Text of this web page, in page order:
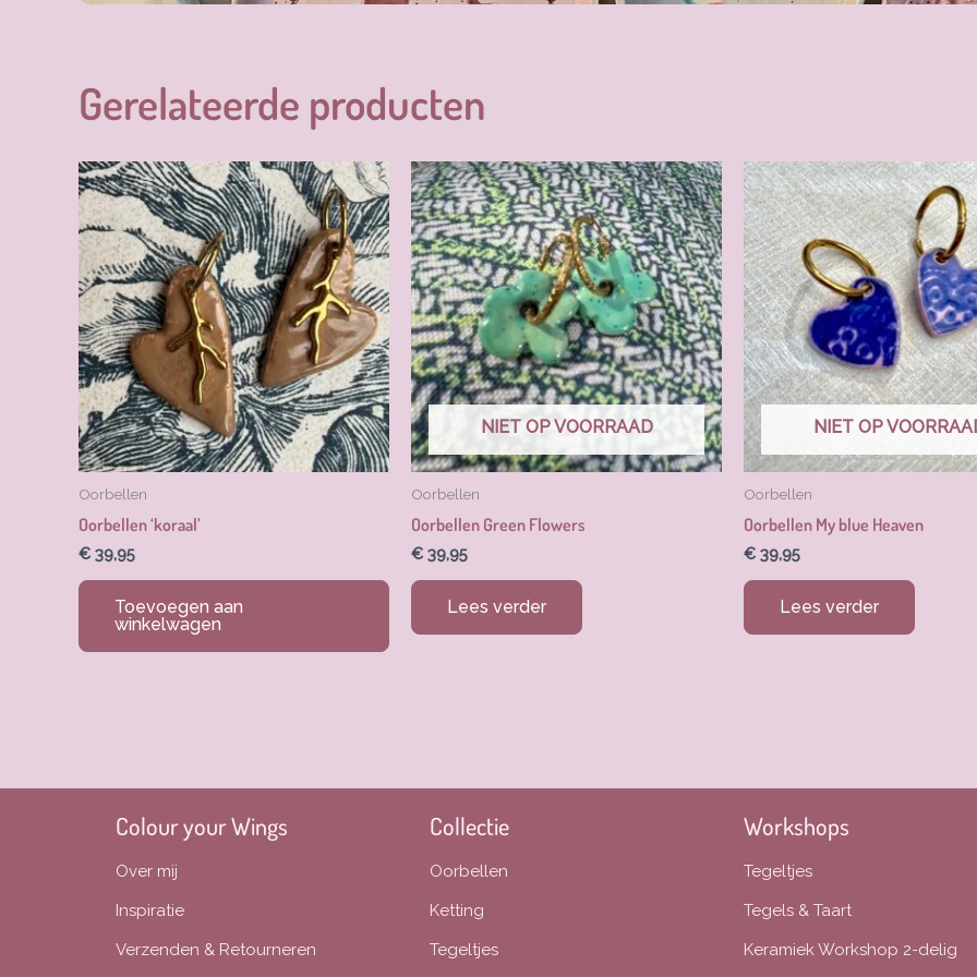
Gerelateerde producten
Oorbellen
Oorbellen ‘koraal’
€ 39,95
Toevoegen aan
winkelwagen
NIET OP VOORRAAD
Oorbellen
Oorbellen Green Flowers
€ 39,95
Lees verder
NIET OP
Oorbellen
Oorbellen My blue Heaven
€ 39,95
Lees verder
Colour your Wings
Over mij
Inspiratie
Verzenden & Retourneren
Collectie
Oorbellen
Ketting
Tegeltjes
Workshops
Tegeltjes
Tegels & Taart
Keramiek Workshop 2-delig